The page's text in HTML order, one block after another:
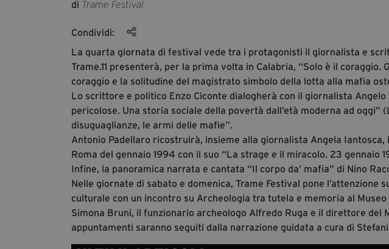
di Trame Festival
Condividi:
La quarta giornata di festival vede tra i protagonisti il giornalista e
Trame.11 presenterà, per la prima volta in Calabria, “Solo è il coraggio.
coraggio e la solitudine del magistrato simbolo della lotta alla mafia
Lo scrittore e politico Enzo Ciconte dialogherà con il giornalista
pericolose. Una storia sociale della povertà dall’età moderna ad oggi”
disuguaglianze, le armi delle mafie”.
Antonio Padellaro ricostruirà, insieme alla giornalista Angela
Roma del gennaio 1994 con il suo “La strage e il miracolo. 23 gennaio
Infine, la panoramica narrata e cantata “Il corpo da’ mafia” di Nino
Nelle giornate di sabato e domenica, Trame Festival pone l’attenzione
culturale con un incontro su Archeologia tra tutela e memoria al
Simona Bruni, il funzionario archeologo Alfredo Ruga e il direttore del
appuntamenti saranno seguiti dalla narrazione guidata a cura di